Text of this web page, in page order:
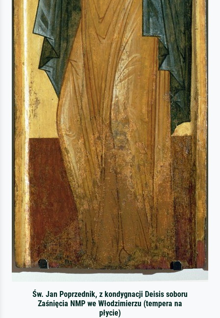
Św. Jan Poprzednik, z kondygnacji Deisis soboru
Zaśnięcia NMP we Włodzimierzu (tempera na
płycie)